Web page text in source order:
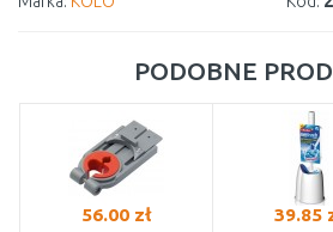
PODOBNE
56.00 zł 39.85